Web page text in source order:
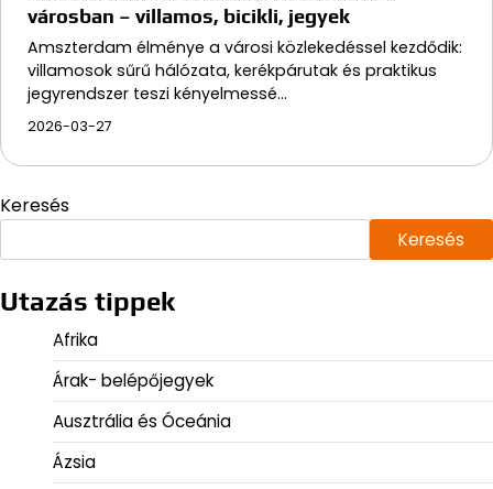
városban – villamos, bicikli, jegyek
Amszterdam élménye a városi közlekedéssel kezdődik:
villamosok sűrű hálózata, kerékpárutak és praktikus
jegyrendszer teszi kényelmessé…
2026-03-27
Keresés
Keresés
Utazás tippek
Afrika
Árak- belépőjegyek
Ausztrália és Óceánia
Ázsia